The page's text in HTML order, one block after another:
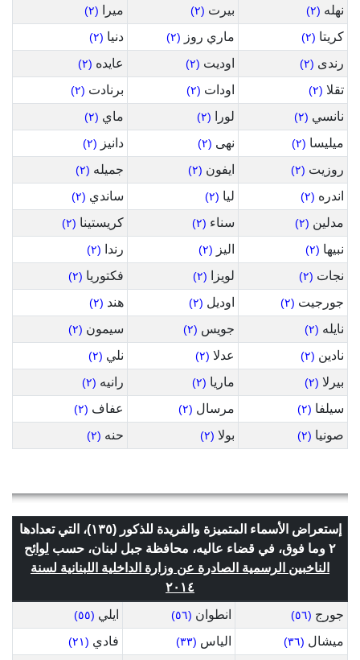
نهله (٢) بيرت (٢) ميرا (٢)
كريتا (٢) ماري روز (٢) دنيا (٢)
رندى (٢) اوديت (٢) عايده (٢)
تقلا (٢) اودات (٢) برنادت (٢)
نانسي (٢) لورا (٢) ماي (٢)
ميليسا (٢) نهى (٢) دانيز (٢)
روزيت (٢) ايفون (٢) جميله (٢)
اندره (٢) ليا (٢) ساندي (٢)
مدلين (٢) سناء (٢) كريستينا (٢)
نبيها (٢) اليز (٢) رندا (٢)
نجات (٢) لويزا (٢) فكتوريا (٢)
جورجيت (٢) اوديل (٢) هند (٢)
نايله (٢) جويس (٢) سيمون (٢)
نادين (٢) عدلا (٢) نلي (٢)
بيرلا (٢) ماريا (٢) رانيه (٢)
سيلفا (٢) مرسال (٢) عفاف (٢)
صونيا (٢) بولا (٢) حنه (٢)
إستعراض الأسماء المتميزة والفريدة للذكور (١٣٥)، التي تعدادها
٢ وما فوق، في قضاء عاليه، محافظة جبل لبنان، حسب
لوائح
الناخبين الرسمية الصادرة عن وزارة الداخلية اللبنانية لسنة
٢٠١٤
جورج (٥٦) انطوان (٥٦) ايلي (٥٥)
ميشال (٣٦) الياس (٣٣) فادي (٢١)